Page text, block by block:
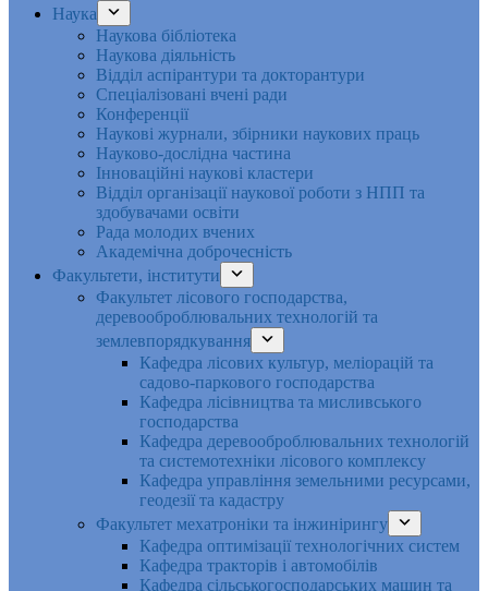
Наука
Наукова бібліотека
Наукова діяльність
Відділ аспірантури та докторантури
Спеціалізовані вчені ради
Конференції
Наукові журнали, збірники наукових праць
Науково-дослідна частина
Інноваційні наукові кластери
Відділ організації наукової роботи з НПП та
здобувачами освіти
Рада молодих вчених
Академічна доброчесність
Факультети, інститути
Факультет лісового господарства,
деревооброблювальних технологій та
землевпорядкування
Кафедра лісових культур, меліорацій та
садово-паркового господарства
Кафедра лісівництва та мисливського
господарства
Кафедра деревооброблювальних технологій
та системотехніки лісового комплексу
Кафедра управління земельними ресурсами,
геодезії та кадастру
Факультет мехатроніки та інжинірингу
Кафедра оптимізації технологічних систем
Кафедра тракторів і автомобілів
Кафедра сільськогосподарських машин та